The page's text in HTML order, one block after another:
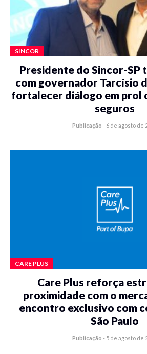
SINCOR
Presidente do Sincor-SP
com governador Tarcísio
fortalecer diálogo em prol
seguros
Publicação - 6 de agosto de
CARE PLUS
Care Plus reforça
proximidade com o
encontro exclusivo com
São Paulo
Publicação - 5 de agosto de